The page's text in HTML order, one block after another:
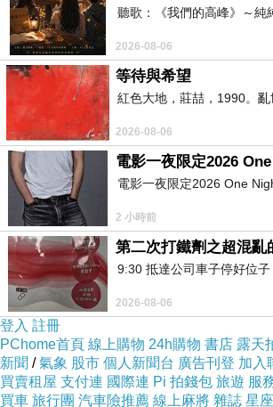
施華洛世奇免稅店
2020-06-18 17:17:13
http://
必利勁
2020-02-22 19:49:05
不錯哦！
聽歌：《我們的高峰》～
2026-08-06
等待與希望
紅色大地，莊喆，1990。
2026-08-06
電影一夜限定2026
電影一夜限定2026 One
2 小時前
第二次打鐵劑之超混亂
9:30 抵達公司車子停好位
2026-08-06
登入 註冊
PChome首頁 線上購物 24h購物 書店 露天
新聞 /氣象 股市 個人新聞台 廣告刊登 加入
買賣租屋 支付連 國際連 Pi 拍錢包 旅遊 服
買車 旅行團 汽車險推薦 線上麻將 雜誌 星